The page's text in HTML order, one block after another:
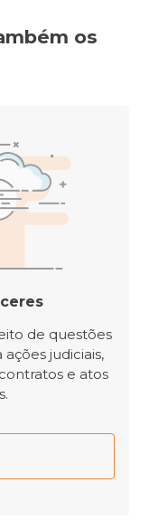
os
de questões
judiciais,
e atos